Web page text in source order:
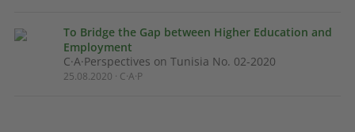
To Bridge the Gap between Higher Education and
Employment
C·A·Perspectives on Tunisia No. 02-2020
25.08.2020 · C·A·P